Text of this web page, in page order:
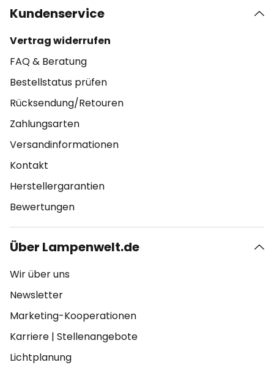
Kundenservice
Vertrag widerrufen
FAQ & Beratung
Bestellstatus prüfen
Rücksendung/Retouren
Zahlungsarten
Versandinformationen
Kontakt
Herstellergarantien
Bewertungen
Über Lampenwelt.de
Wir über uns
Newsletter
Marketing-Kooperationen
Karriere | Stellenangebote
Lichtplanung